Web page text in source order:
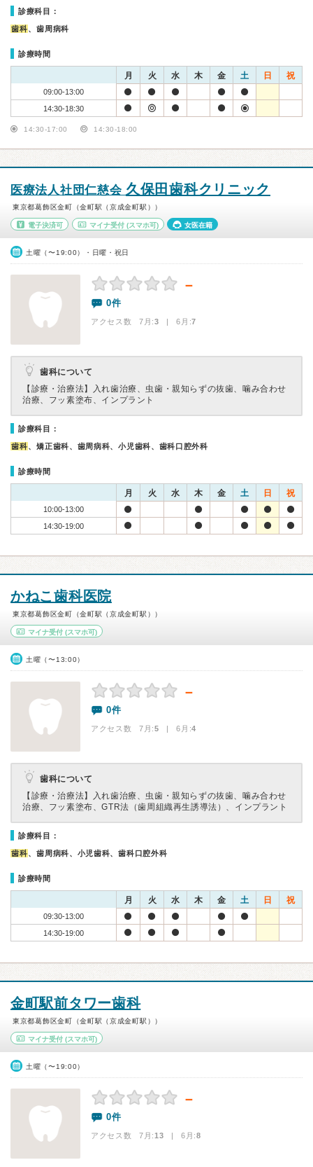
診療科目：
歯科、歯周病科
診療時間
月 火 水 木 金 土 日 祝
09:00-13:00
14:30-18:30
14:30-17:00 14:30-18:00
医療法人社団仁慈会 久保田歯科クリニック
東京都葛飾区金町（金町駅（京成金町駅））
電子決済可 マイナ受付(スマホ可) 女医在籍
土曜（〜19:00）・日曜・祝日
－
0件
アクセス数 7月:3 | 6月:7
歯科について
【診療・治療法】
入れ歯治療、虫歯・親知らずの抜歯、噛み合わせ
治療、フッ素塗布、インプラント
診療科目：
歯科、矯正歯科、歯周病科、小児歯科、歯科口腔外科
診療時間
月 火 水 木 金 土 日 祝
10:00-13:00
14:30-19:00
かねこ歯科医院
東京都葛飾区金町（金町駅（京成金町駅））
マイナ受付 (スマホ可)
土曜（〜13:00）
－
0件
アクセス数 7月:5 | 6月:4
歯科について
【診療・治療法】
入れ歯治療、虫歯・親知らずの抜歯、噛み合わせ
治療、フッ素塗布、GTR法（歯周組織再生誘導法）、インプラント
診療科目：
歯科、歯周病科、小児歯科、歯科口腔外科
診療時間
月 火 水 木 金 土 日 祝
09:30-13:00
14:30-19:00
金町駅前タワー歯科
東京都葛飾区金町（金町駅（京成金町駅））
マイナ受付 (スマホ可)
土曜（〜19:00）
－
0件
アクセス数 7月:13 | 6月:8